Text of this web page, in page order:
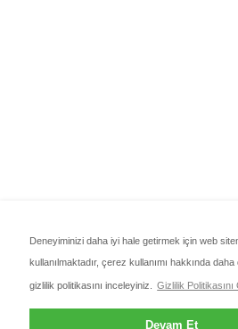
Deneyiminizi daha iyi hale getirmek için web
kullanılmaktadır, çerez kullanımı hakkında daha
gizlilik politikasını inceleyiniz. Gizlilik
Devam Et